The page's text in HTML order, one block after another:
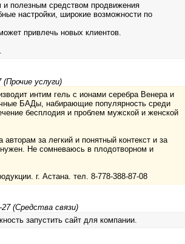
и полезным средством продвижения
настройки, широкие возможности по
привлечь новых клиентов.
услуги)
интим гель с ионами серебра Венера и
БАДы, набирающие популярность среди
бесплодия и проблем мужской и женской
за легкий и понятный контекст и за
Не сомневаюсь в плодотворном и
г. Астана. тел. 8-778-388-87-08
(Средства связи)
запустить сайт для компании.